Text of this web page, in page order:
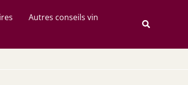
Autres conseils vin
Rechercher